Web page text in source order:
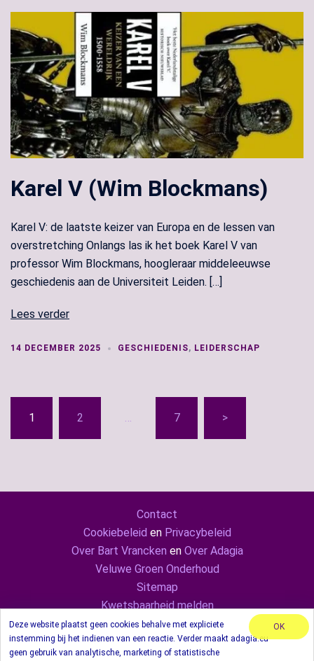
Karel V (Wim Blockmans)
Karel V: de laatste keizer van Europa en de lessen van
overstretching Onlangs las ik het boek Karel V van
professor Wim Blockmans, hoogleraar middeleeuwse
geschiedenis aan de Universiteit Leiden. […]
Lees verder
14 DECEMBER 2025 GESCHIEDENIS, LEIDERSCHAP
paginering
1 2 … 7 >
Contact
Cookiebeleid en Privacybeleid
Over Bart Vrancken en Over Adagia
Veluwe Groen Onderhoud
Sitemap
Kwetsbaarheid melden
Adagia ook opMastodonenLinkedIn
© 2024 Adagia. Met behulp van thema Sydney.
OK
Deze website plaatst geen cookies behalve met expliciete
instemming bij het indienen van een reactie. Verder maakt adagia.eu
geen gebruik van analytische, marketing of statistische